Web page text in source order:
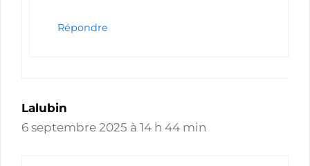
Répondre
Lalubin
6 septembre 2025 à 14 h 44 min